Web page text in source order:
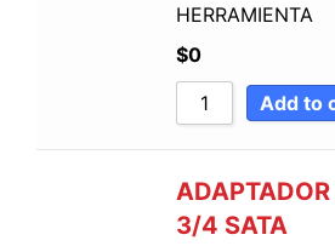
HERRAMIENTA
$0
Add to
3/4 SATA